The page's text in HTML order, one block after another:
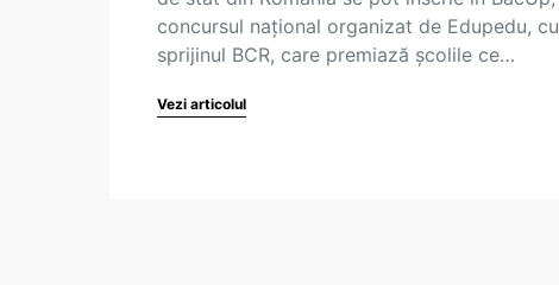
concursul național organizat de Edupedu, cu
sprijinul BCR, care premiază școlile ce…
Vezi articolul